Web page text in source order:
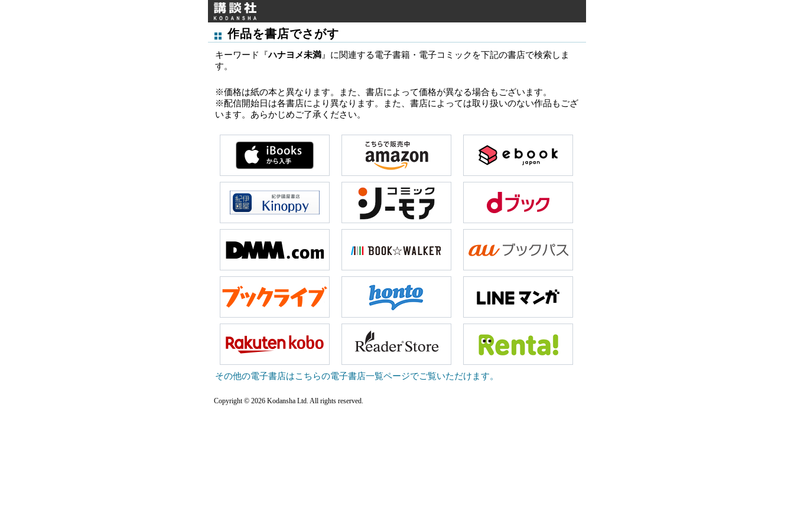
作品を書店でさがす
キーワード『ハナヨメ未満 』に関連する電子書籍・電子コミックを下記の書店で検索しま
す。
※価格は紙の本と異なります。また、書店によって価格が異なる場合もございます。
※配信開始日は各書店により異なります。また、書店によっては取り扱いのない作品もござ
います。あらかじめご了承ください。
その他の電子書店はこちらの電子書店一覧ページでご覧いただけます。
Copyright © 2026 Kodansha Ltd. All rights reserved.